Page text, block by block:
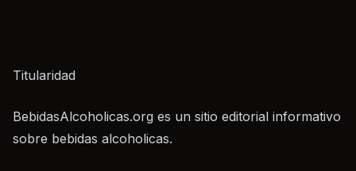
Titularidad
BebidasAlcoholicas.org es un sitio editorial informativo
sobre bebidas alcoholicas.